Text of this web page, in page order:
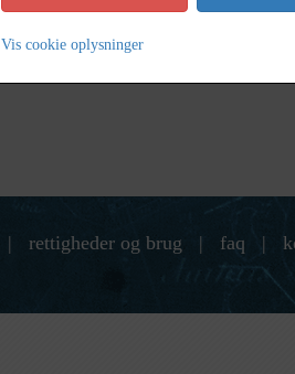
| rettigheder og brug | faq |
Vis cookie oplysninger